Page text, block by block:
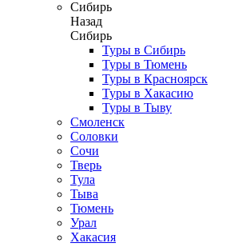
Сибирь
Назад
Сибирь
Туры в Сибирь
Туры в Тюмень
Туры в Красноярск
Туры в Хакасию
Туры в Тыву
Смоленск
Соловки
Сочи
Тверь
Тула
Тыва
Тюмень
Урал
Хакасия